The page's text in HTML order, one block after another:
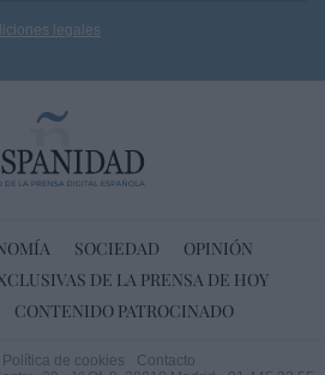
legales
SOCIEDAD
OPINIÓN
DE LA PRENSA DE HOY
CONTENIDO PATROCINADO
Política de cookies
Contacto